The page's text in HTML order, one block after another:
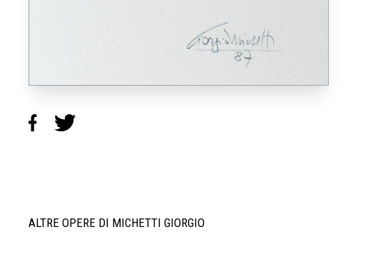
ALTRE OPERE DI MICHETTI GIORGIO